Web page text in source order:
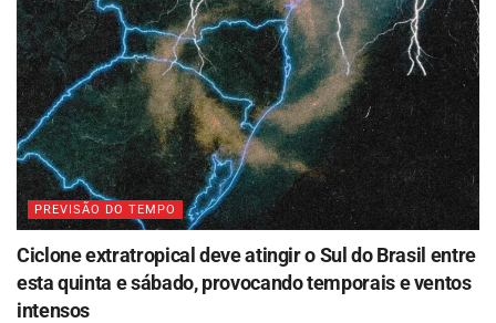
PREVISÃO DO TEMPO
Ciclone extratropical deve atingir o Sul do Brasil entre
esta quinta e sábado, provocando temporais e ventos
intensos